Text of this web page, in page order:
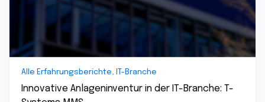
Alle Erfahrungsberichte, IT-Branche
Innovative Anlageninventur in der IT-Branche: T-